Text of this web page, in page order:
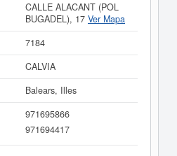
CALLE ALACANT (POL
BUGADEL), 17 Ver Mapa
7184
CALVIA
Balears, Illes
971695866
971694417